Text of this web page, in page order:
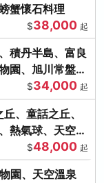
蟹懷石料理
$38,000 起
積丹半島、富良
園、旭川常盤旋
$34,000 起
、童話之丘、
熱氣球、天空溫
$48,000 起
園、天空溫泉